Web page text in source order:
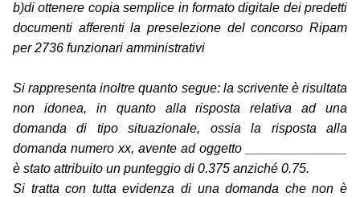
b)di ottenere copia semplice in formato digitale dei predetti
documenti afferenti la preselezione del concorso Ripam
per 2736 funzionari amministrativi
Si rappresenta inoltre quanto segue: la scrivente è risultata
non idonea, in quanto alla risposta relativa ad una
domanda di tipo situazionale, ossia la risposta alla
domanda numero xx, avente ad oggetto ______________
è stato attribuito un punteggio di 0.375 anziché 0.75.
Si tratta con tutta evidenza di una domanda che non è